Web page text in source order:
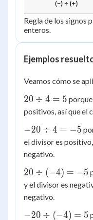
(−) ÷ (+)
Regla de los signos
enteros.
Ejemplos
Veamos cómo se
20
\div
5
20 ÷ 4 = 5
positivos, así que el
-20
\div
4 =
−20 ÷ 4 = −5
el divisor es
negativo.
20
\div
(-4)
20 ÷ (−4) = −5
y el divisor es
negativo.
-20
−20 ÷ (−4) = 5